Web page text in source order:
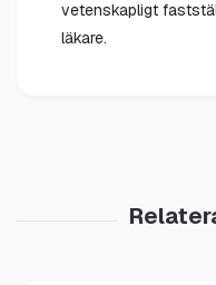
vetenskapligt
läkare.